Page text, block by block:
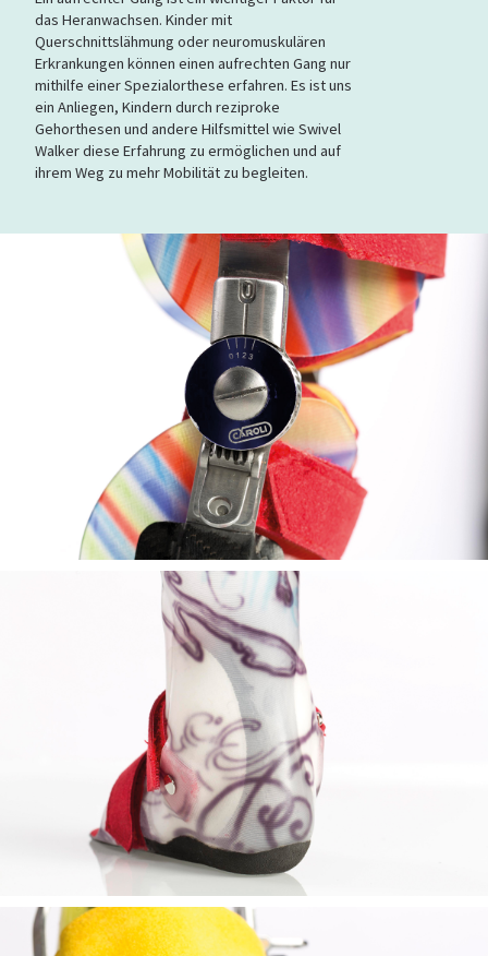
das Heranwachsen. Kinder mit
Querschnittslähmung oder neuromuskulären
Erkrankungen können einen aufrechten Gang nur
mithilfe einer Spezialorthese erfahren. Es ist uns
ein Anliegen, Kindern durch reziproke
Gehorthesen und andere Hilfsmittel wie Swivel
Walker diese Erfahrung zu ermöglichen und auf
ihrem Weg zu mehr Mobilität zu begleiten.